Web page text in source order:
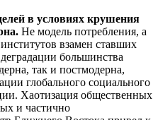
в условиях крушения
Не модель потребления, а
взамен ставших
большинства
так и постмодерна,
глобального социального
Хаотизация общественных
и частично